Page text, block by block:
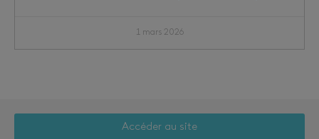
1 mars 2026
Accéder au site